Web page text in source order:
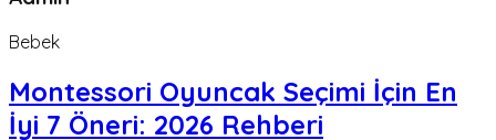
Bebek
Montessori Oyuncak Seçimi İçin En
İyi 7 Öneri: 2026 Rehberi